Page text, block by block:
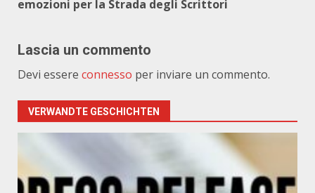
emozioni per la Strada degli Scrittori
Lascia un commento
Devi essere connesso per inviare un commento.
VERWANDTE GESCHICHTEN